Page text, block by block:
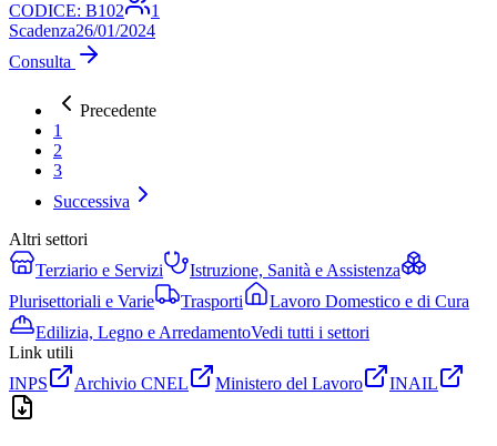
CODICE: B102
1
Scadenza26/01/2024
Consulta
Precedente
1
2
3
Successiva
Altri settori
Terziario e Servizi
Istruzione, Sanità e Assistenza
Plurisettoriali e Varie
Trasporti
Lavoro Domestico e di Cura
Edilizia, Legno e ArredamentoVedi tutti i settori
Link utili
INPS
Archivio CNEL Ministero del Lavoro INAIL